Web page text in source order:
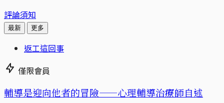
評論須知
最新 更多
返工這回事
僅限會員
輔導是迎向他者的冒險——心理輔導治療師自述